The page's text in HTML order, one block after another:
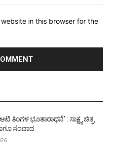
in this browser for the
ತಿಂಗಳ ಭೂತಾರಾಧನೆ’ : ಸಾಕ್ಷ್ಯ ಚಿತ್ರ
ಸಂವಾದ